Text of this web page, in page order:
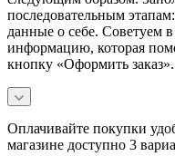
последовательным
данные о себе. Советуем
информацию, которая
кнопку «Оформить заказ».
Оплачивайте покупки
магазине доступно 3